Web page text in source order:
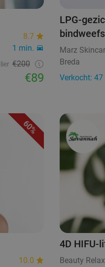
8.7
1 min.
€200
€89
LPG-
Marz
Breda
Verkocht: 47
60%
10.0
4D HIFU-
Beauty